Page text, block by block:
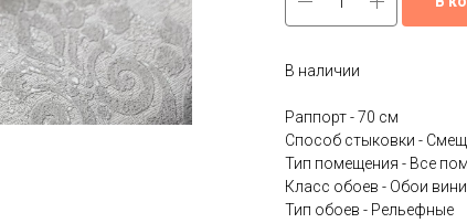
В наличии
Раппорт - 70 см
Способ стыковки -
Тип помещения - Все
Класс обоев - Обои
Тип обоев - Рельефные